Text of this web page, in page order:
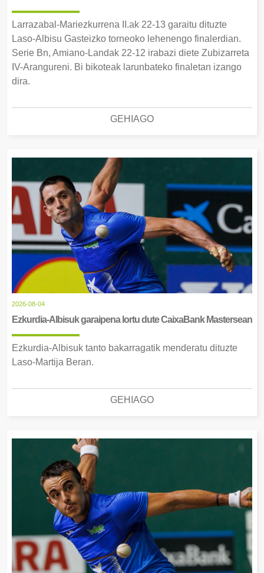
Larrazabal-Mariezkurrena II.ak 22-13 garaitu dituzte
Laso-Albisu Gasteizko torneoko lehenengo finalerdian.
Serie Bn, Amiano-Landak 22-12 irabazi diete Zubizarreta
IV-Arangureni. Bi bikoteak larunbateko finaletan izango
dira.
GEHIAGO
2026-08-04
Ezkurdia-Albisuk garaipena lortu dute CaixaBank Mastersean
Ezkurdia-Albisuk tanto bakarragatik menderatu dituzte
Laso-Martija Beran.
GEHIAGO